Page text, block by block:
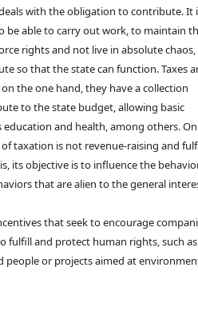
with the obligation to contribute. It
be able to carry out work, to maintain
rights and not live in absolute chaos,
so that the state can function. Taxes
the one hand, they have a collection
to the state budget, allowing basic
education and health, among others. On
taxation is not revenue-raising and
its objective is to influence the
that are alien to the general
that seek to encourage
fulfill and protect human rights, such as
people or projects aimed at